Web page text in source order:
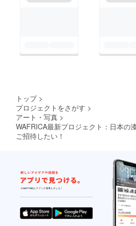
トップ >
プロジェクトをさがす >
アート・写真 >
WAFRICA最新プロジェクト：日本の
ご招待したい！